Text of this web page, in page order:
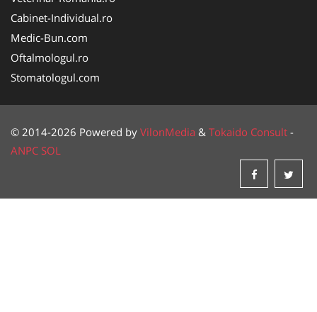
Cabinet-Individual.ro
Medic-Bun.com
Oftalmologul.ro
Stomatologul.com
© 2014-2026 Powered by VilonMedia & Tokaido Consult -
ANPC SOL